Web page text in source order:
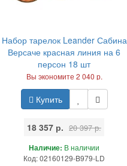
Набор тарелок Leander Сабина
Версаче красная линия на 6
персон 18 шт
Вы экономите 2 040 р.
Купить
18 357 р. 20 397 р.
Наличие: В наличии
Код: 02160129-B979-LD